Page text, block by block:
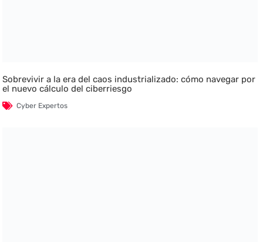
Sobrevivir a la era del caos industrializado: cómo navegar por
el nuevo cálculo del ciberriesgo
Cyber Expertos